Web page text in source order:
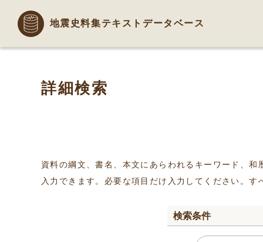
地震史料集テキストデータベース
詳細検索
資料の綱文、書名、本文にあらわれるキーワード、
入力できます。必要な項目だけ入力してください。
検索条件